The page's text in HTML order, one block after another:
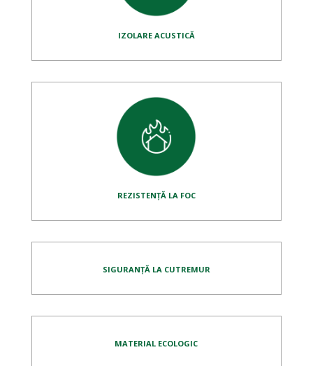
IZOLARE ACUSTICĂ
REZISTENȚĂ LA FOC
SIGURANȚĂ LA CUTREMUR
MATERIAL ECOLOGIC